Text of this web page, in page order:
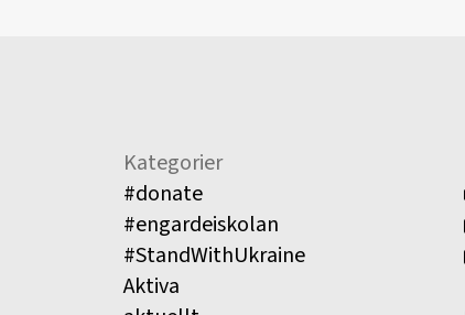
Kategorier
#donate
#engardeiskolan
#StandWithUkraine
Aktiva